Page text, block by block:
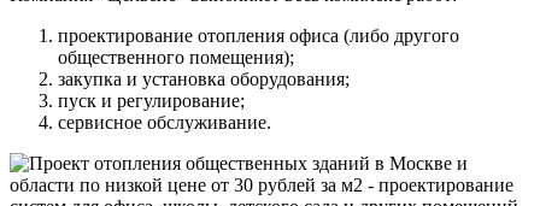
проектирование отопления офиса (либо другого
общественного помещения);
закупка и установка оборудования;
пуск и регулирование;
сервисное обслуживание.